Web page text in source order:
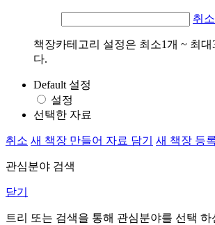
취소
책장카테고리 설정은 최소1개 ~ 최대
다.
Default 설정
설정
선택한 자료
취소 새 책장 만들어 자료 담기 새 책장 등
관심분야 검색
닫기
트리 또는 검색을 통해 관심분야를 선택 하